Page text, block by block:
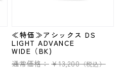
≪特価≫アシックス DS
LIGHT ADVANCE
WIDE（BK)
通常価格： ¥13,200（税込）